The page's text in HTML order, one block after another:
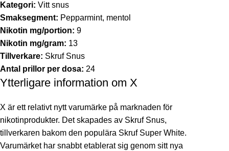
Kategori: Vitt snus
Smaksegment: Pepparmint, mentol
Nikotin mg/portion: 9
Nikotin mg/gram: 13
Tillverkare: Skruf Snus
Antal prillor per dosa: 24
Ytterligare information om X
X är ett relativt nytt varumärke på marknaden för
nikotinprodukter. Det skapades av Skruf Snus,
tillverkaren bakom den populära Skruf Super White.
Varumärket har snabbt etablerat sig genom sitt nya